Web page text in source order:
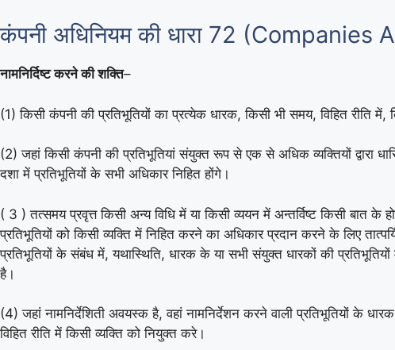
कंपनी अधिनियम की धारा 72
नामनिर्दिष्ट करने की शक्ति–
(1) किसी कंपनी की प्रतिभूतियों का प्रत्येक धारक, किसी भी समय, विहित रीति
(2) जहां किसी कंपनी की प्रतिभूतियां संयुक्त रूप से एक से अधिक व्यक्तियों द्वारा
दशा में प्रतिभूतियों के सभी अधिकार निहित होंगे।
( 3 ) तत्समय प्रवृत्त किसी अन्य विधि में या किसी व्ययन में अन्तर्विष्ट किसी बात के
प्रतिभूतियों को किसी व्यक्ति में निहित करने का अधिकार प्रदान करने के लिए
प्रतिभूतियों के संबंध में, यथास्थिति, धारक के या सभी संयुक्त धारकों की प्रतिभूतियों
है।
(4) जहां नामनिर्देशिती अवयस्क है, वहां नामनिर्देशन करने वाली प्रतिभूतियों के
विहित रीति में किसी व्यक्ति को नियुक्त करे।